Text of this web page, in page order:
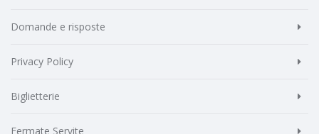
Domande e risposte
Privacy Policy
Biglietterie
Fermate Servite